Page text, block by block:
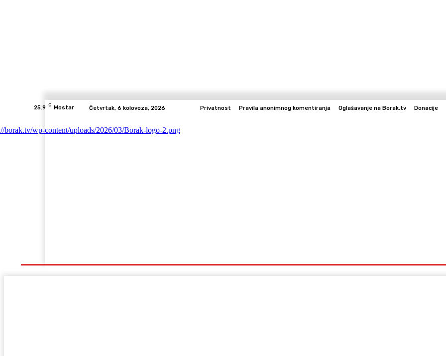
25.9 C Mostar Četvrtak, 6 kolovoza, 2026 Privatnost Pravila anonimnog komentiranja Oglašavanje na Borak.tv Donacije